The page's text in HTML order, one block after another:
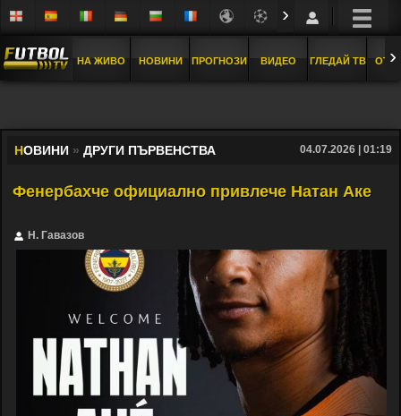
›
НА ЖИВО НОВИНИ ПРОГНОЗИ ВИДЕО ГЛЕДАЙ ТВ ›
НОВИНИ » ДРУГИ ПЪРВЕНСТВА 04.07.2026 | 01:19
Фенербахче официално привлече Натан Аке
Н. Гавазов